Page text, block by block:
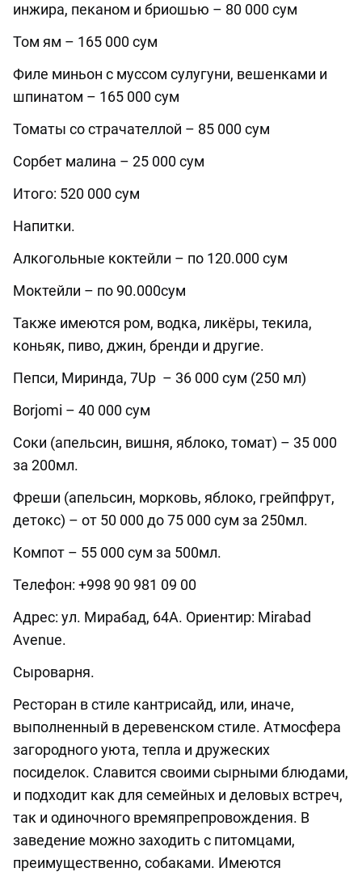
инжира, пеканом и бриошью – 80 000 сум
Том ям – 165 000 сум
Филе миньон с муссом сулугуни, вешенками и
шпинатом – 165 000 сум
Томаты со страчателлой – 85 000 сум
Сорбет малина – 25 000 сум
Итого: 520 000 сум
Напитки.
Алкогольные коктейли – по 120.000 сум
Моктейли – по 90.000сум
Также имеются ром, водка, ликёры, текила,
коньяк, пиво, джин, бренди и другие.
Пепси, Миринда, 7Up – 36 000 сум (250 мл)
Borjomi – 40 000 сум
Соки (апельсин, вишня, яблоко, томат) – 35 000
за 200мл.
Фреши (апельсин, морковь, яблоко, грейпфрут,
детокс) – от 50 000 до 75 000 сум за 250мл.
Компот – 55 000 сум за 500мл.
Телефон: +998 90 981 09 00
Адрес: ул. Мирабад, 64А. Ориентир: Mirabad
Avenue.
Сыроварня.
Ресторан в стиле кантрисайд, или, иначе,
выполненный в деревенском стиле. Атмосфера
загородного уюта, тепла и дружеских
посиделок. Славится своими сырными блюдами,
и подходит как для семейных и деловых встреч,
так и одиночного времяпрепровождения. В
заведение можно заходить с питомцами,
преимущественно, собаками. Имеются